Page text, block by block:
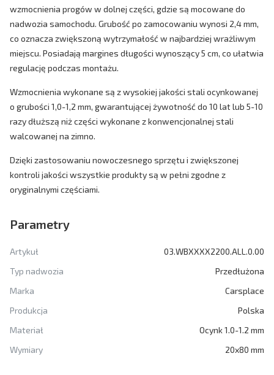
wzmocnienia progów w dolnej części, gdzie są mocowane do
nadwozia samochodu. Grubość po zamocowaniu wynosi 2,4 mm,
co oznacza zwiększoną wytrzymałość w najbardziej wrażliwym
miejscu. Posiadają margines długości wynoszący 5 cm, co ułatwia
regulację podczas montażu.
Wzmocnienia wykonane są z wysokiej jakości stali ocynkowanej
o grubości 1,0-1,2 mm, gwarantującej żywotność do 10 lat lub 5-10
razy dłuższą niż części wykonane z konwencjonalnej stali
walcowanej na zimno.
Dzięki zastosowaniu nowoczesnego sprzętu i zwiększonej
kontroli jakości wszystkie produkty są w pełni zgodne z
oryginalnymi częściami.
Parametry
Artykuł
03.WBXXXX2200.ALL.0.00
Typ nadwozia
Przedłużona
Marka
Carsplace
Produkcja
Polska
Materiał
Ocynk 1.0-1.2 mm
Wymiary
20x80 mm